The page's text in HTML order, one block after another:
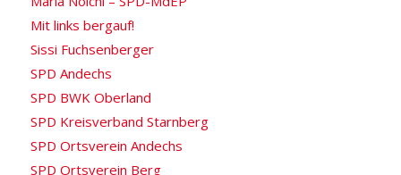
Mit links bergauf!
Sissi Fuchsenberger
SPD Andechs
SPD BWK Oberland
SPD Kreisverband Starnberg
SPD Ortsverein Andechs
SPD Ortsverein Berg